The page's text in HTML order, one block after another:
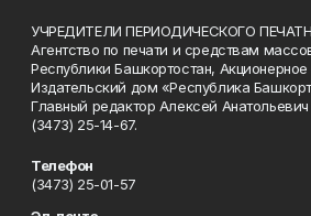
УЧРЕДИТЕЛИ ПЕРИОДИЧЕСКОГО
Агентство по печати и средствам
Республики Башкортостан,
Издательский дом «Республика
Главный редактор Алексей
(3473) 25-14-67.
Телефон
(3473) 25-01-57